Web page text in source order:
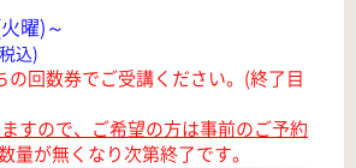
曜)～
込)
回数券でご受講ください。(終了目
すので、ご希望の方は事前のご予約
量が無くなり次第終了です。